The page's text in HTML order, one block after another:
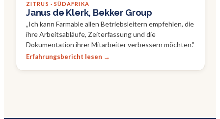
ZITRUS · SÜDAFRIKA
Janus de Klerk, Bekker Group
„Ich kann Farmable allen Betriebsleitern empfehlen, die
ihre Arbeitsabläufe, Zeiterfassung und die
Dokumentation ihrer Mitarbeiter verbessern möchten."
Erfahrungsbericht lesen →